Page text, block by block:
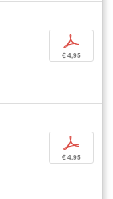
p
€ 4,95
p
€ 4,95